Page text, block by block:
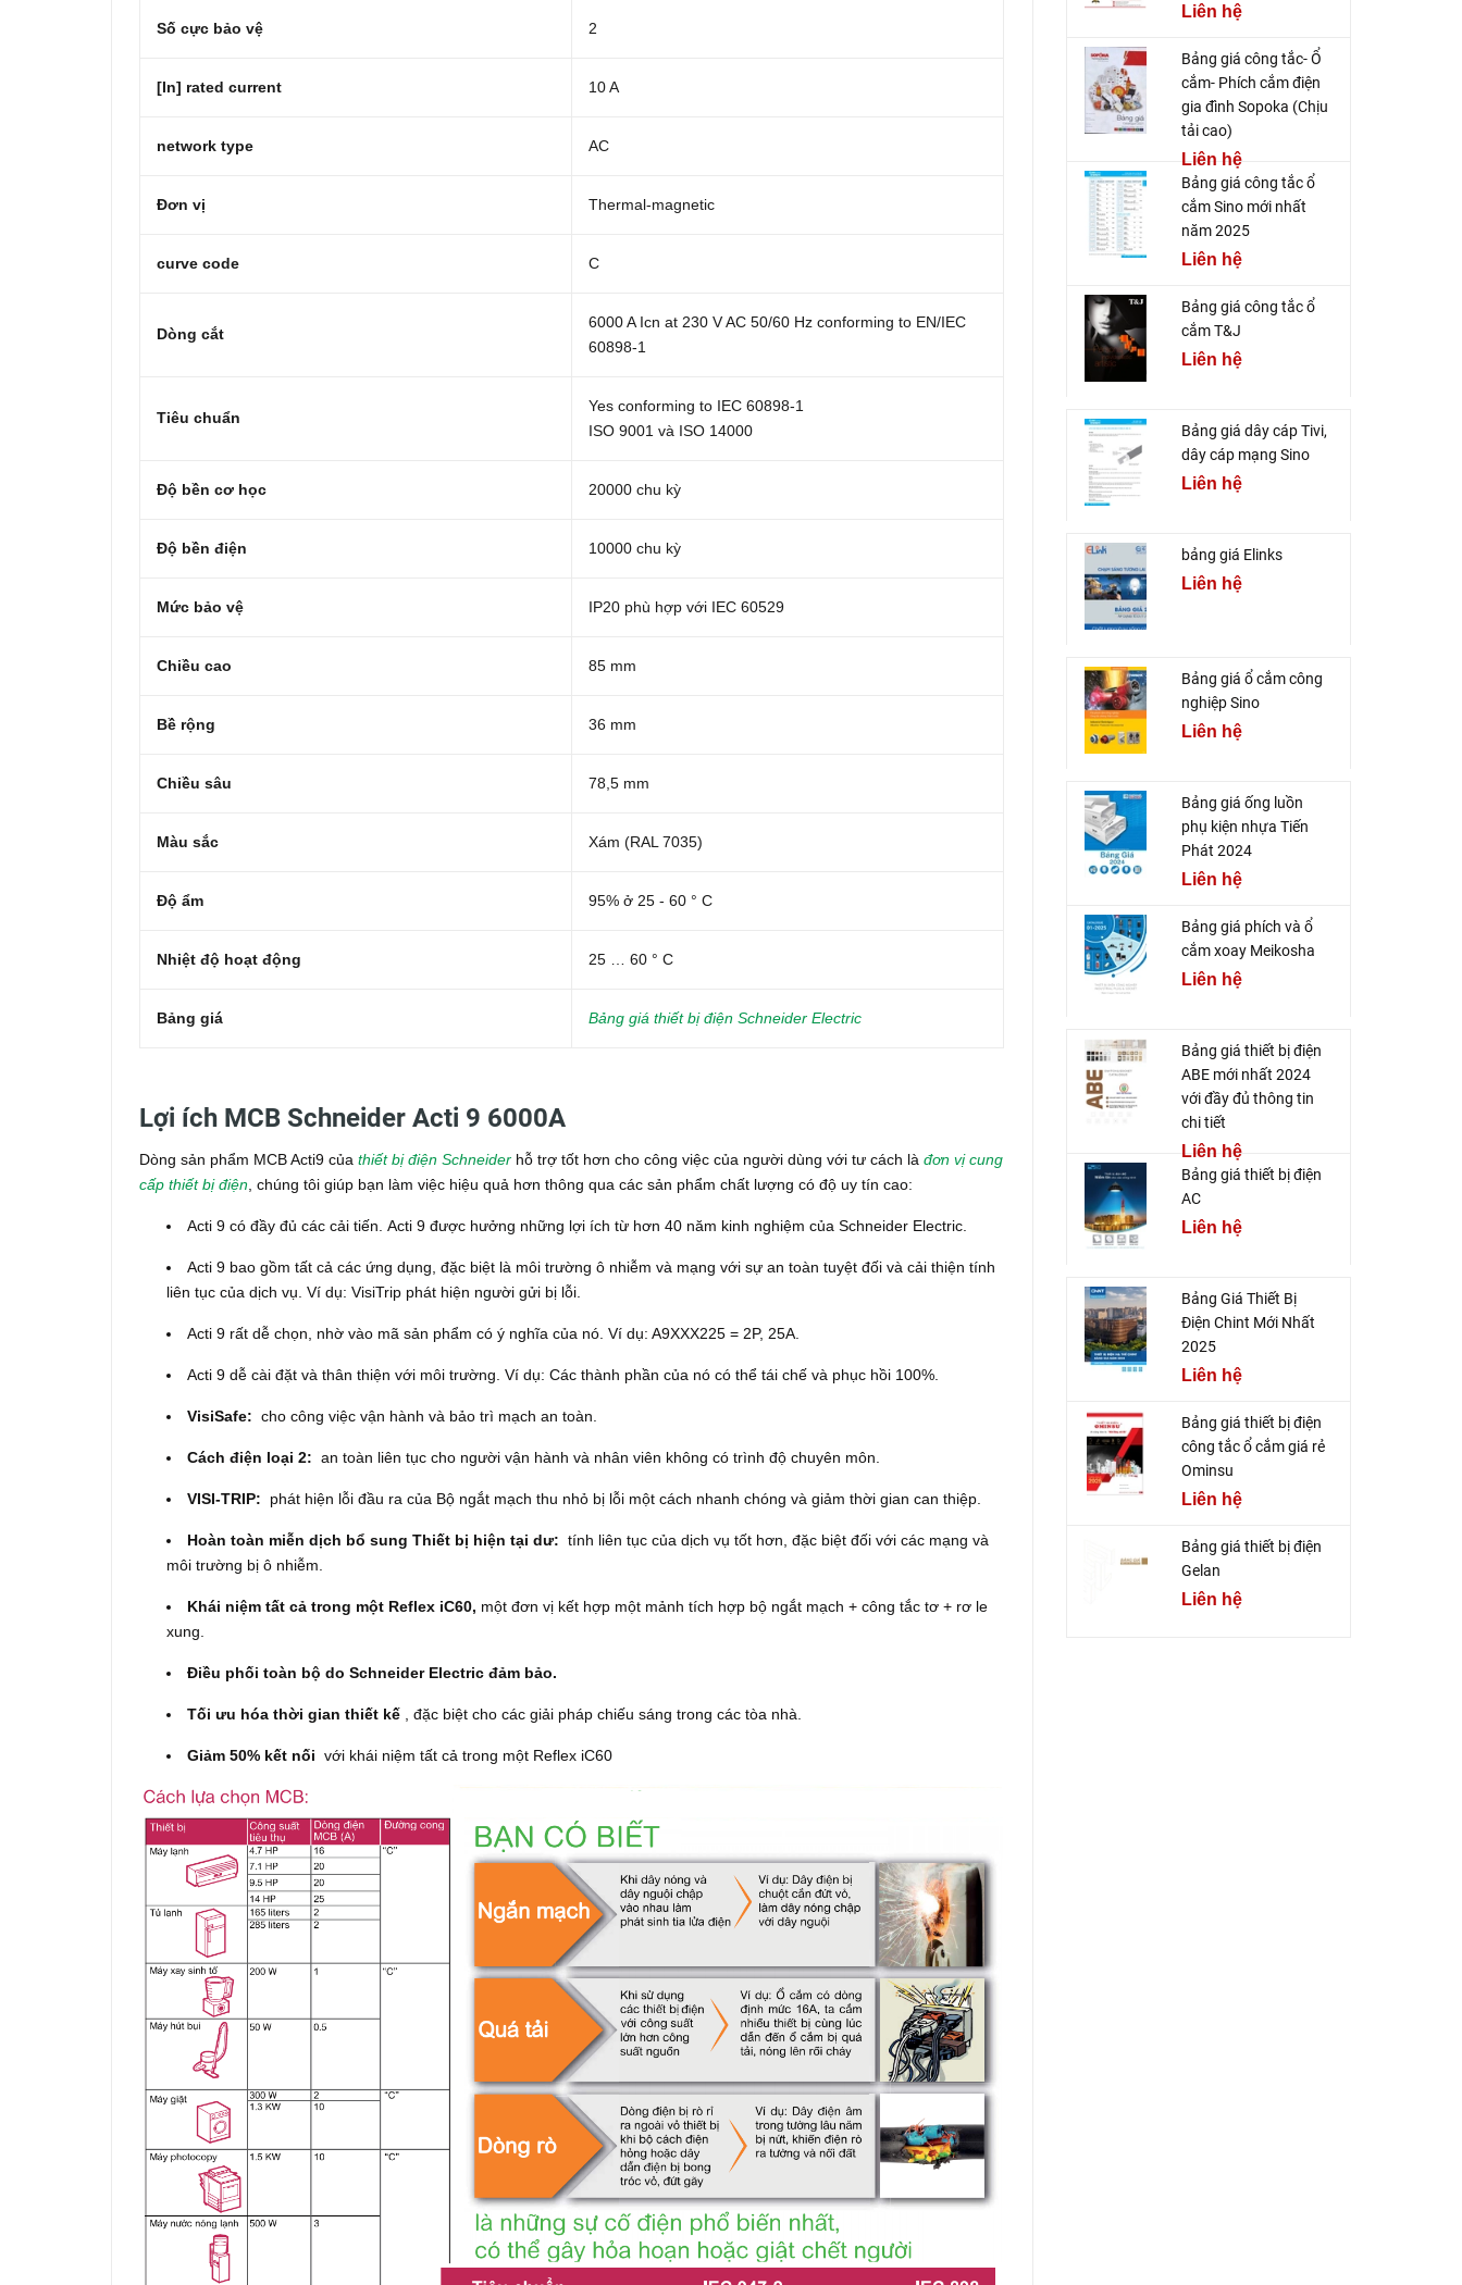
Số cực bảo vệ 2
[In] rated current 10 A
network type AC
Đơn vị Thermal-magnetic
curve code C
Dòng cắt
6000 A Icn at 230 V AC 50/60 Hz conforming to EN/IEC
60898-1
Tiêu chuẩn
Yes conforming to IEC 60898-1
ISO 9001 và ISO 14000
Độ bền cơ học 20000 chu kỳ
Độ bền điện 10000 chu kỳ
Mức bảo vệ IP20 phù hợp với IEC 60529
Chiều cao 85 mm
Bề rộng 36 mm
Chiều sâu 78,5 mm
Màu sắc Xám (RAL 7035)
Độ ẩm 95% ở 25 - 60 ° C
Nhiệt độ hoạt động 25 … 60 ° C
Bảng giá Bảng giá thiết bị điện Schneider Electric
Lợi ích MCB Schneider Acti 9 6000A
Dòng sản phẩm MCB Acti9 của thiết bị điện Schneider hỗ trợ tốt hơn cho công việc của người dùng với tư cách là đơn vị cung
cấp thiết bị điện, chúng tôi giúp bạn làm việc hiệu quả hơn thông qua các sản phẩm chất lượng có độ uy tín cao:
Acti 9 có đầy đủ các cải tiến. Acti 9 được hưởng những lợi ích từ hơn 40 năm kinh nghiệm của Schneider Electric.
Acti 9 bao gồm tất cả các ứng dụng, đặc biệt là môi trường ô nhiễm và mạng với sự an toàn tuyệt đối và cải thiện tính
liên tục của dịch vụ. Ví dụ: VisiTrip phát hiện người gửi bị lỗi.
Acti 9 rất dễ chọn, nhờ vào mã sản phẩm có ý nghĩa của nó. Ví dụ: A9XXX225 = 2P, 25A.
Acti 9 dễ cài đặt và thân thiện với môi trường. Ví dụ: Các thành phần của nó có thể tái chế và phục hồi 100%.
VisiSafe: cho công việc vận hành và bảo trì mạch an toàn.
Cách điện loại 2: an toàn liên tục cho người vận hành và nhân viên không có trình độ chuyên môn.
VISI-TRIP: phát hiện lỗi đầu ra của Bộ ngắt mạch thu nhỏ bị lỗi một cách nhanh chóng và giảm thời gian can thiệp.
Hoàn toàn miễn dịch bổ sung Thiết bị hiện tại dư: tính liên tục của dịch vụ tốt hơn, đặc biệt đối với các mạng và
môi trường bị ô nhiễm.
Khái niệm tất cả trong một Reflex iC60, một đơn vị kết hợp một mảnh tích hợp bộ ngắt mạch + công tắc tơ + rơ le
xung.
Điều phối toàn bộ do Schneider Electric đảm bảo.
Tối ưu hóa thời gian thiết kế , đặc biệt cho các giải pháp chiếu sáng trong các tòa nhà.
Giảm 50% kết nối với khái niệm tất cả trong một Reflex iC60
Liên hệ
Bảng giá công tắc- Ổ
cắm- Phích cắm điện
gia đình Sopoka (Chịu
tải cao)
Liên hệ
Bảng giá công tắc ổ
cắm Sino mới nhất
năm 2025
Liên hệ
Bảng giá công tắc ổ
cắm T&J
Liên hệ
Bảng giá dây cáp Tivi,
dây cáp mạng Sino
Liên hệ
bảng giá Elinks
Liên hệ
Bảng giá ổ cắm công
nghiệp Sino
Liên hệ
Bảng giá ống luồn
phụ kiện nhựa Tiến
Phát 2024
Liên hệ
Bảng giá phích và ổ
cắm xoay Meikosha
Liên hệ
Bảng giá thiết bị điện
ABE mới nhất 2024
với đầy đủ thông tin
chi tiết
Liên hệ
Bảng giá thiết bị điện
AC
Liên hệ
Bảng Giá Thiết Bị
Điện Chint Mới Nhất
2025
Liên hệ
Bảng giá thiết bị điện
công tắc ổ cắm giá rẻ
Ominsu
Liên hệ
Bảng giá thiết bị điện
Gelan
Liên hệ